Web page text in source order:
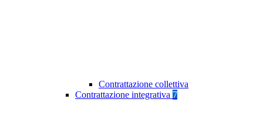
Contrattazione collettiva
Contrattazione integrativa 7